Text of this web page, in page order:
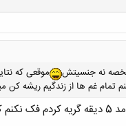
نه جنسیتش
موقعی که
تمام غم ها از زندگیم ریشه کن
من پارسال جواب ارشد اومد 5 دیقه گریه